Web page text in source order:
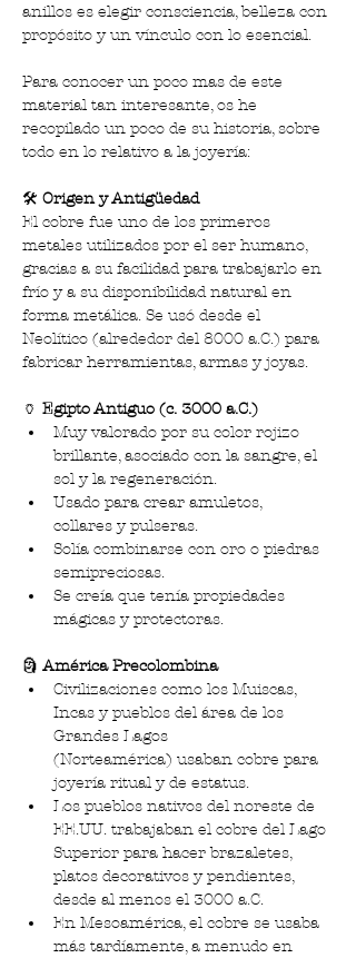
anillos es elegir consciencia, belleza con
propósito y un vínculo con lo esencial.
Para conocer un poco mas de este
material tan interesante, os he
recopilado un poco de su historia, sobre
todo en lo relativo a la joyería:
🛠️ Origen y Antigüedad
El cobre fue uno de los primeros
metales utilizados por el ser humano,
gracias a su facilidad para trabajarlo en
frío y a su disponibilidad natural en
forma metálica. Se usó desde el
Neolítico (alrededor del 8000 a.C.) para
fabricar herramientas, armas y joyas.
🏺 Egipto Antiguo (c. 3000 a.C.)
Muy valorado por su color rojizo
brillante, asociado con la sangre, el
sol y la regeneración.
Usado para crear amuletos,
collares y pulseras.
Solía combinarse con oro o piedras
semipreciosas.
Se creía que tenía propiedades
mágicas y protectoras.
🗿 América Precolombina
Civilizaciones como los Muiscas,
Incas y pueblos del área de los
Grandes Lagos
(Norteamérica) usaban cobre para
joyería ritual y de estatus.
Los pueblos nativos del noreste de
EE.UU. trabajaban el cobre del Lago
Superior para hacer brazaletes,
platos decorativos y pendientes,
desde al menos el 3000 a.C.
En Mesoamérica, el cobre se usaba
más tardíamente, a menudo en